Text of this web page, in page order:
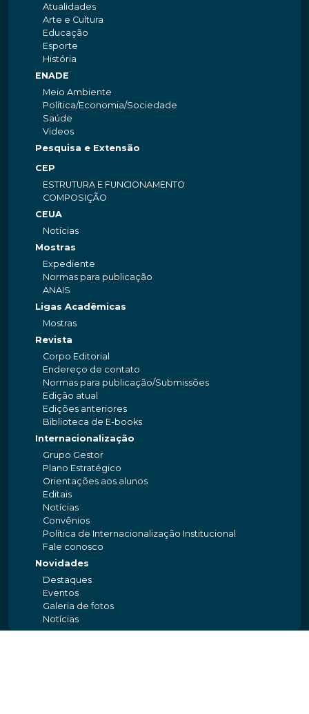
Atualidades
Arte e Cultura
Educação
Esporte
História
ENADE
Meio Ambiente
Política/Economia/Sociedade
Saúde
Videos
Pesquisa e Extensão
CEP
ESTRUTURA E FUNCIONAMENTO
COMPOSIÇÃO
CEUA
Notícias
Mostras
Expediente
Normas para publicação
ANAIS
Ligas Acadêmicas
Mostras
Revista
Corpo Editorial
Endereço de contato
Normas para publicação/Submissões
Edição atual
Edições anteriores
Biblioteca de E-books
Internacionalização
Grupo Gestor
Plano Estratégico
Orientações aos alunos
Editais
Notícias
Convênios
Política de Internacionalização Institucional
Fale conosco
Novidades
Destaques
Eventos
Galeria de fotos
Notícias